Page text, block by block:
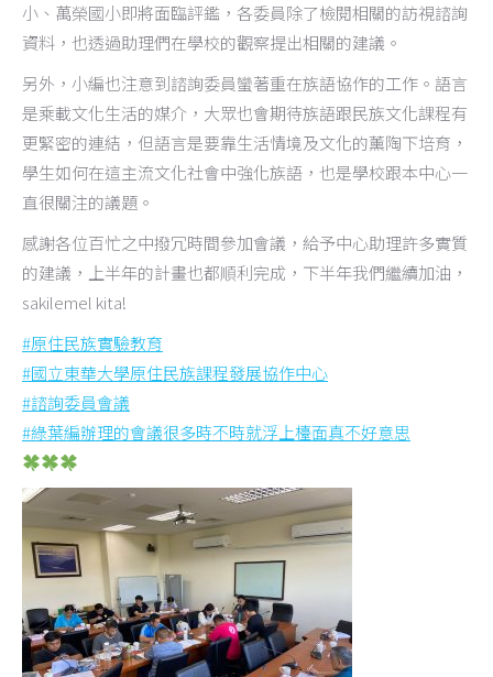
小、萬榮國小即將面臨評鑑，各委員除了檢閱相關的訪視諮詢
資料，也透過助理們在學校的觀察提出相關的建議。
另外，小編也注意到諮詢委員蠻著重在族語協作的工作。語言
是乘載文化生活的媒介，大眾也會期待族語跟民族文化課程有
更緊密的連結，但語言是要靠生活情境及文化的薰陶下培育，
學生如何在這主流文化社會中強化族語，也是學校跟本中心一
直很關注的議題。
感謝各位百忙之中撥冗時間參加會議，給予中心助理許多實質
的建議，上半年的計畫也都順利完成，下半年我們繼續加油，
sakilemel kita!
#原住民族實驗教育
#國立東華大學原住民族課程發展協作中心
#諮詢委員會議
#綠葉編辦理的會議很多時不時就浮上檯面真不好意思